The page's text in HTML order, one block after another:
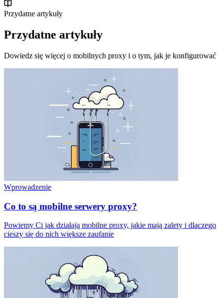
Przydatne artykuły
Przydatne artykuły
Dowiedz się więcej o mobilnych proxy i o tym, jak je konfigurować
Wprowadzenie
Co to są mobilne serwery proxy?
Powiemy Ci jak działają mobilne proxy, jakie mają zalety i dlaczego
cieszy się do nich większe zaufanie